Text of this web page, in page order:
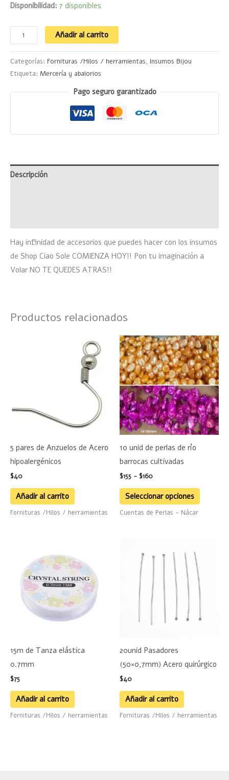
Disponibilidad: 7 disponibles
Añadir al carrito
Categorías: Fornituras /Hilos / herramientas, Insumos Bijou
Etiqueta: Mercería y abalorios
Pago seguro garantizado
Descripción
Hay infinidad de accesorios que puedes hacer con los insumos
de Shop Ciao Sole COMIENZA HOY!! Pon tu imaginación a
Volar NO TE QUEDES ATRAS!!
Productos relacionados
5 pares de Anzuelos de Acero
hipoalergénicos
$40
Añadir al carrito
Fornituras /Hilos / herramientas
10 unid de perlas de río
barrocas cultivadas
$155 - $160
Rango
de
precios:
desde
$155
hasta
$160
Seleccionar opciones
Este
producto
tiene
Las
opciones
página
Cuentas de Perlas - Nácar
15m de Tanza elástica
0.7mm
$75
Añadir al carrito
Fornituras /Hilos / herramientas
20unid Pasadores
(50×0,7mm) Acero quirúrgico
$40
Añadir al carrito
Fornituras /Hilos / herramientas